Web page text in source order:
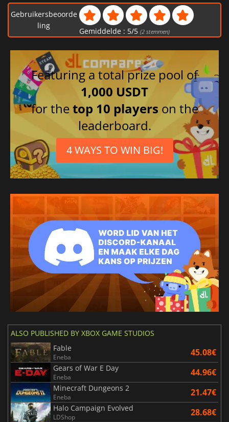
Gebruikersbeoorde
ling
Gemiddelde : 5/5 (2stemmen)
Featuring a total prize pool of
1,000 USDT
for thetop 10 players on the
leaderboard.
4 WAYS TO WIN BIG!
ALSO PUBLISHED BY XBOX GAME STUDIOS
Fable
Eneba 45.08€
Gears of War E Day
Eneba 44.96€
Minecraft Dungeons 2
Eneba 21.47€
Halo Campaign Evolved
LDShop 28.68€